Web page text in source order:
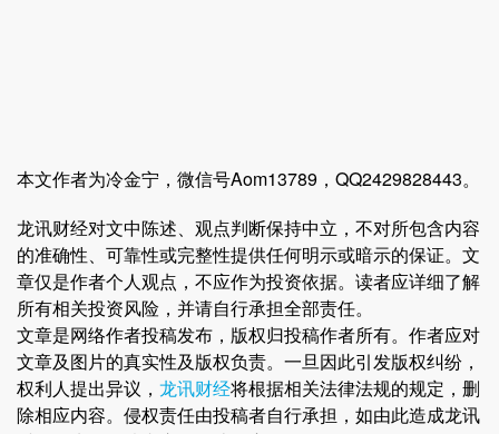
本文作者为冷金宁，微信号Aom13789，QQ2429828443。
龙讯财经对文中陈述、观点判断保持中立，不对所包含内容
的准确性、可靠性或完整性提供任何明示或暗示的保证。文
章仅是作者个人观点，不应作为投资依据。读者应详细了解
所有相关投资风险，并请自行承担全部责任。
文章是网络作者投稿发布，版权归投稿作者所有。作者应对
文章及图片的真实性及版权负责。一旦因此引发版权纠纷，
权利人提出异议， 龙讯财经将根据相关法律法规的规定，删
除相应内容。侵权责任由投稿者自行承担，如由此造成龙讯